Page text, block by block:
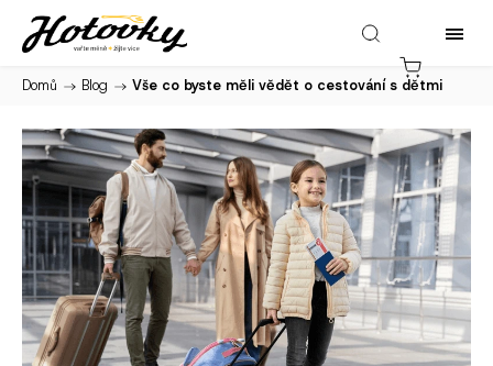
Domů / Blog / Vše co byste měli vědět o cestování s dětmi